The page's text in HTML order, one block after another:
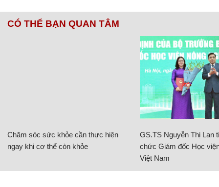
CÓ THỂ BẠN QUAN TÂM
Chăm sóc sức khỏe cần thực hiện
ngay khi cơ thể còn khỏe
GS.TS Nguyễn Thị Lan
chức Giám đốc Học
Việt Nam